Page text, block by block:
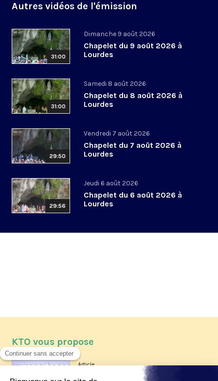
Autres vidéos de l'émission
31:00
Dimanche 9 août 2026
Chapelet du 9 août 2026 à
Lourdes
31:00
Samedi 8 août 2026
Chapelet du 8 août 2026 à
Lourdes
29:50
Vendredi 7 août 2026
Chapelet du 7 août 2026 à
Lourdes
29:56
Jeudi 6 août 2026
Chapelet du 6 août 2026 à
Lourdes
KTO vous propose
Article
Les reportages d'été 2026 de KTO